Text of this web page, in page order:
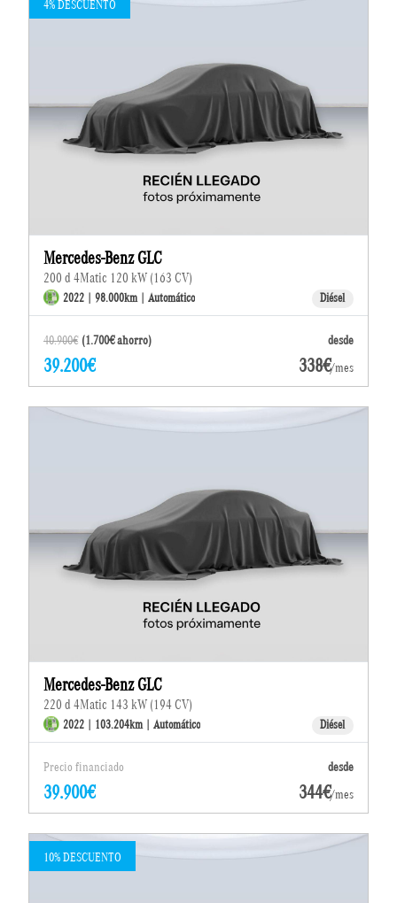
4% DESCUENTO
Mercedes-Benz GLC
200 d 4Matic 120 kW (163 CV)
2022 | 98.000km | Automático Diésel
40.900€ (1.700€ ahorro) desde
39.200€ 338€/mes
Mercedes-Benz GLC
220 d 4Matic 143 kW (194 CV)
2022 | 103.204km | Automático Diésel
Precio financiado desde
39.900€ 344€/mes
10% DESCUENTO